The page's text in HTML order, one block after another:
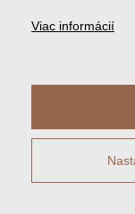
Viac informácií